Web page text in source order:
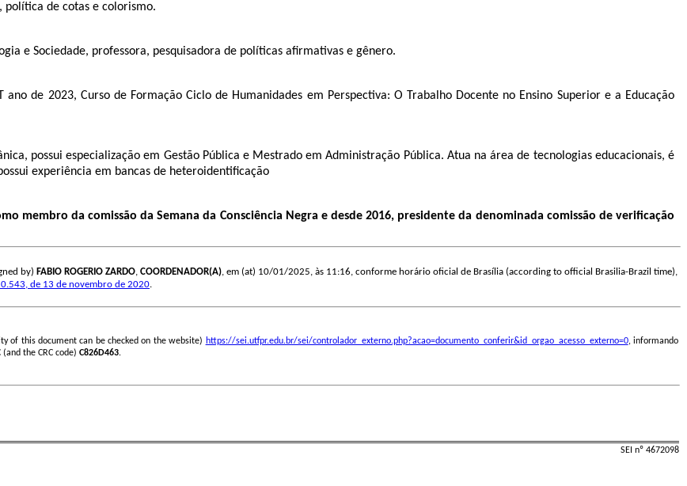
política de cotas e colorismo.
e Sociedade, professora, pesquisadora de políticas afirmativas e gênero.
de 2023, Curso de Formação Ciclo de Humanidades em Perspectiva: O Trabalho Docente no Ensino Superior e a Educação
possui especialização em Gestão Pública e Mestrado em Administração Pública. Atua na área de tecnologias educacionais, é
experiência em bancas de heteroidentificação
membro da comissão da Semana da Consciência Negra e desde 2016, presidente da denominada comissão de verificação
by) FABIO ROGERIO ZARDO, COORDENADOR(A), em (at) 10/01/2025, às 11:16, conforme horário oficial de Brasília (according to official Brasilia-Brazil time),
de 13 de novembro de 2020.
of this document can be checked on the website) https://sei.utfpr.edu.br/sei/controlador_externo.php?acao=documento_conferir&id_orgao_acesso_externo=0, informando
(and the CRC code) C826D463.
SEI nº 4672098